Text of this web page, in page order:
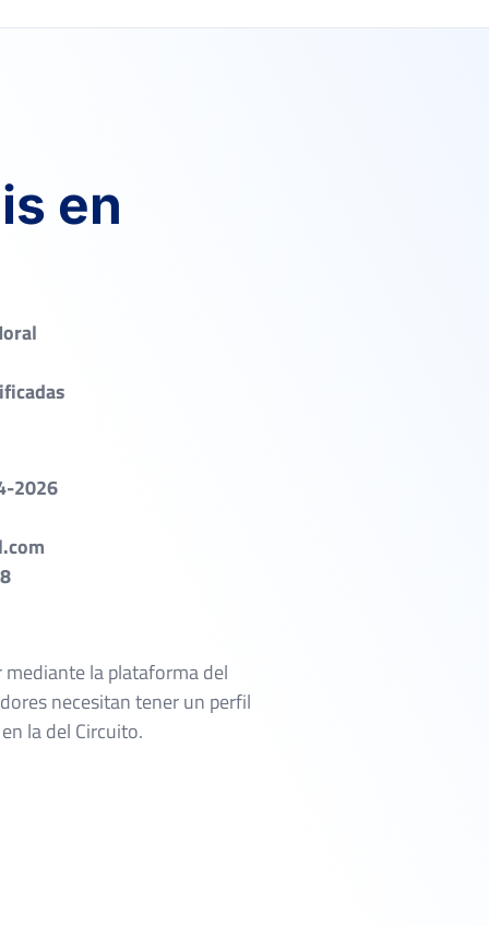
en
2026
mediante la plataforma del
necesitan tener un perfil
la del Circuito.